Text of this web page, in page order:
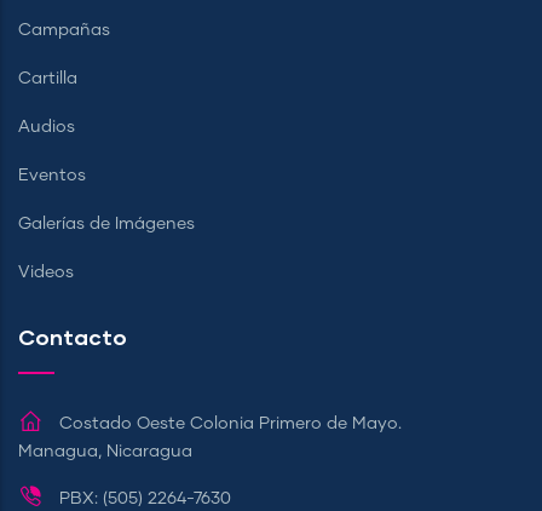
Campañas
Cartilla
Audios
Eventos
Galerías de Imágenes
Videos
Contacto
Costado Oeste Colonia Primero de Mayo.
Managua, Nicaragua
PBX: (505) 2264-7630